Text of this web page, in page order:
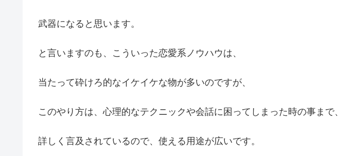
武器になると思います。
と言いますのも、こういった恋愛系ノウハウは、
当たって砕けろ的なイケイケな物が多いのですが、
このやり方は、心理的なテクニックや会話に困ってしまった時の事まで、
詳しく言及されているので、使える用途が広いです。